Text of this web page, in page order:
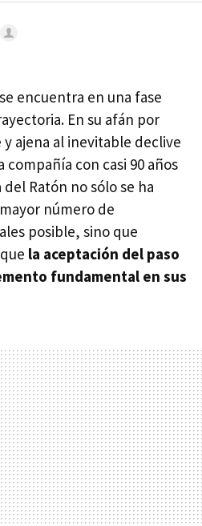
se encuentra en una fase
En su afán por
ajena al inevitable declive
compañía con casi 90 años
Ratón no sólo se ha
número de
posible, sino que
la aceptación del paso
fundamental en sus